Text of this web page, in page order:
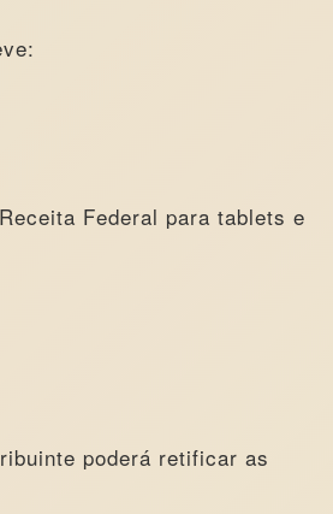
Federal para tablets e
poderá retificar as